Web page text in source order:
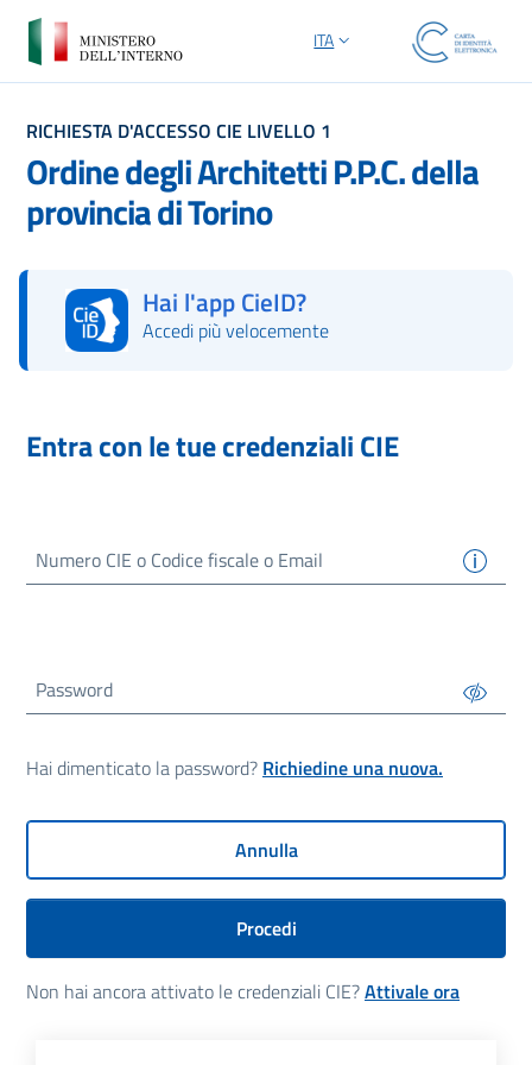
SELEZIONE LINGUA: LINGUA
ITA
RICHIESTA D'ACCESSO CIE LIVELLO 1
Ordine degli Architetti P.P.C. della
provincia di Torino
Hai l'app CieID?
Accedi più velocemente
Entra con le tue credenziali CIE
NumeroCIE o Codice fiscale o Email
Password
Hai dimenticato la password? Richiedine una nuova.
Annulla
Procedi
Non hai ancora attivato le credenziali CIE?Attivale ora